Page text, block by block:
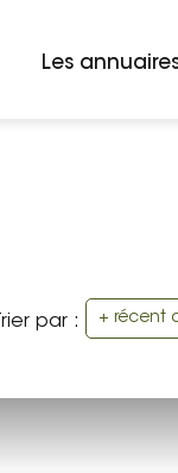
Les
Trier par :